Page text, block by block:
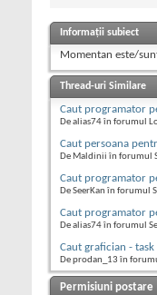
Informații subiect
Momentan este/
Thread-uri Similare
Caut programator
De alias74 în forumul
Caut persoana
De Maldinii în forumul
Caut programator
De SeerKan în forumul
Caut programator
De alias74 în forumul
Caut grafician -
De prodan_13 în
Permisiuni postare